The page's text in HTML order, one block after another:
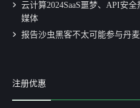
云计算2024SaaS噩梦、API安
媒体
报告沙虫黑客不太可能参与丹
注册优惠